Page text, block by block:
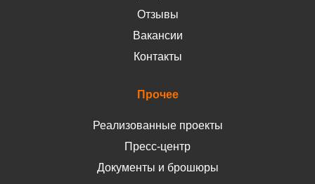
Отзывы
Вакансии
Контакты
Прочее
Реализованные проекты
Пресс-центр
Документы и брошюры